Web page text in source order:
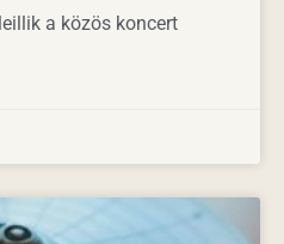
a közös koncert